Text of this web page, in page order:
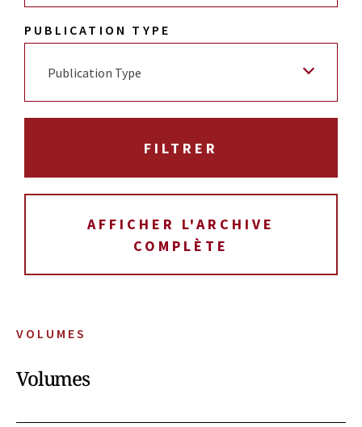
VOLUMES
Volumes
PUBLICATION TYPE
Publication Type
AFFICHER L'ARCHIVE
COMPLÈTE